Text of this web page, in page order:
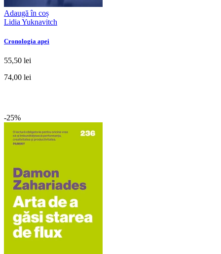
Adaugă în coș
Lidia Yuknavitch
Cronologia apei
55,50 lei
74,00 lei
-25%